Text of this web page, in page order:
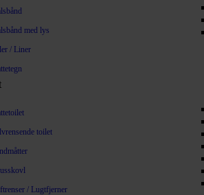
med lys
/ Liner
toilet
/ Lugtfjerner